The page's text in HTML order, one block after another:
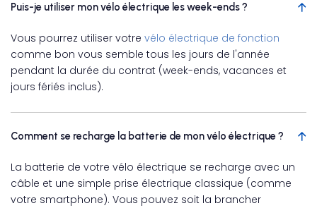
Puis-je utiliser mon vélo électrique les week-ends ?
Vous pourrez utiliser votre vélo électrique de fonction
comme bon vous semble tous les jours de l'année
pendant la durée du contrat (week-ends, vacances et
jours fériés inclus).
Comment se recharge la batterie de mon vélo électrique ?
La batterie de votre vélo électrique se recharge avec un
câble et une simple prise électrique classique (comme
votre smartphone). Vous pouvez soit la brancher